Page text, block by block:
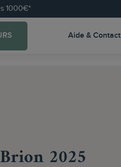
1000€*
Aide & Contact
2025